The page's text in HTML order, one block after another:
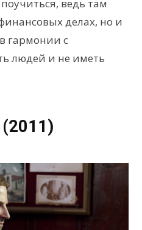
ведь там
делах, но и
гармонии с
людей и не иметь